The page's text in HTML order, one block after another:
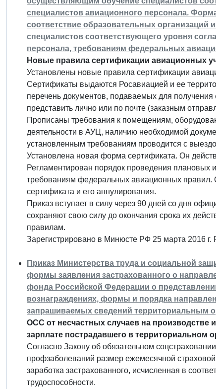
специалистов авиационного персонала.
соответствие образовательных организаций
специалистов соответствующего уровня
персонала, требованиям федеральных
Новые правила сертификации авиационных
Установлены новые правила сертификации
Сертификаты выдаются Росавиацией и ее
перечень документов, подаваемых для получения
представить лично или по почте (заказным
Прописаны требования к помещениям,
деятельности в АУЦ, наличию необходимой
установленным требованиям проводится с
Установлена новая форма сертификата. Он
Регламентирован порядок проведения плановых
требованиям федеральных авиационных правил.
сертификата и его аннулирования.
Приказ вступает в силу через 90 дней со дня
сохраняют свою силу до окончания срока их
правилам.
Зарегистрировано в Минюсте РФ 25 марта 2016 г.
Приказ Министерства труда и социальной
формы заявления застрахованного о
фонда Российской Федерации о
вознаграждениях, формы и порядка
запрашиваемых сведений территориальным
ОСС от несчастных случаев на производстве
зарплате пострадавшего в территориальном
Согласно Закону об обязательном соцстраховании
профзаболеваний размер ежемесячной страховой
заработка застрахованного, исчисленная в
трудоспособности.